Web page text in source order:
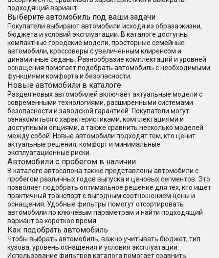
подходящий вариант.
Выберите автомобиль под ваши задачи
Покупатели выбирают автомобили исходя из образа жизни,
бюджета и условий эксплуатации. В каталоге доступны
компактные городские модели, просторные семейные
автомобили, кроссоверы с увеличенным клиренсом и
динамичные седаны. Разнообразие комплектаций и уровней
оснащения помогает подобрать автомобиль с необходимыми
функциями комфорта и безопасности.
Новые автомобили в каталоге
Раздел новых автомобилей включает актуальные модели с
современными технологиями, расширенными системами
безопасности и заводской гарантией. Покупатели могут
ознакомиться с характеристиками, комплектациями и
доступными опциями, а также сравнить несколько моделей
между собой. Новые автомобили подходят тем, кто ценит
актуальные решения, комфорт и минимальные
эксплуатационные риски.
Автомобили с пробегом в наличии
В каталоге автосалона также представлены автомобили с
пробегом различных годов выпуска и ценовых сегментов. Это
позволяет подобрать оптимальное решение для тех, кто ищет
практичный транспорт с выгодным соотношением цены и
оснащения. Удобные фильтры помогут отсортировать
автомобили по ключевым параметрам и найти подходящий
вариант за короткое время.
Как подобрать автомобиль
Чтобы выбрать автомобиль, важно учитывать бюджет, тип
кузова, уровень оснащения и условия эксплуатации.
Использование фильтров каталога помогает сравнить